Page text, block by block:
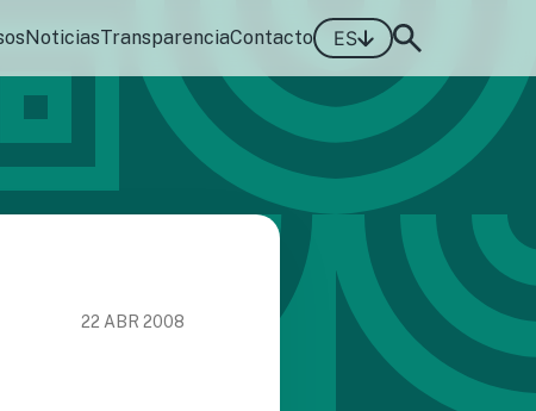
NoticiasTransparenciaContacto ES
22 ABR 2008